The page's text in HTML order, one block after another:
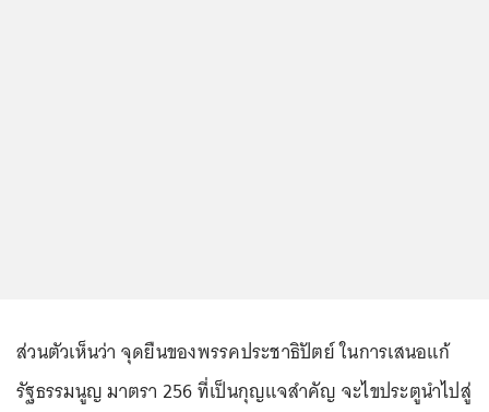
ส่วนตัวเห็นว่า จุดยืนของพรรคประชาธิปัตย์ ในการเสนอแก้
รัฐธรรมนูญ มาตรา 256 ที่เป็นกุญแจสำคัญ จะไขประตูนำไปสู่